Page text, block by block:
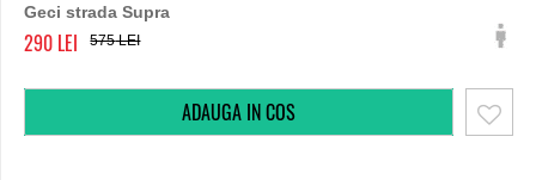
Geci strada Supra
290 575